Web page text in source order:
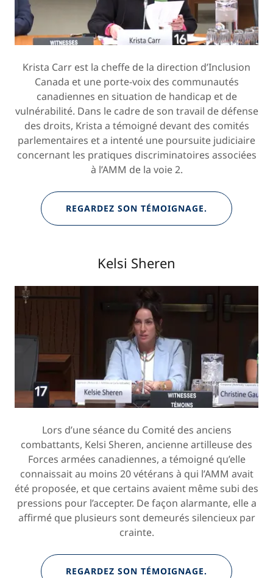
Krista Carr est la cheffe de la direction d’Inclusion
Canada et une porte-voix des communautés
canadiennes en situation de handicap et de
vulnérabilité. Dans le cadre de son travail de défense
des droits, Krista a témoigné devant des comités
parlementaires et a intenté une poursuite judiciaire
concernant les pratiques discriminatoires associées
à l’AMM de la voie 2.
REGARDEZ SON TÉMOIGNAGE.
Kelsi Sheren
Lors d’une séance du Comité des anciens
combattants, Kelsi Sheren, ancienne artilleuse des
Forces armées canadiennes, a témoigné qu’elle
connaissait au moins 20 vétérans à qui l’AMM avait
été proposée, et que certains avaient même subi des
pressions pour l’accepter. De façon alarmante, elle a
affirmé que plusieurs sont demeurés silencieux par
crainte.
REGARDEZ SON TÉMOIGNAGE.